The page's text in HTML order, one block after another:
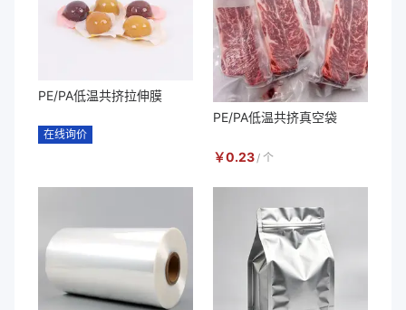
PE/PA低温共挤拉伸膜
在线询价
PE/PA低温共挤真空袋
￥0.23 / 个